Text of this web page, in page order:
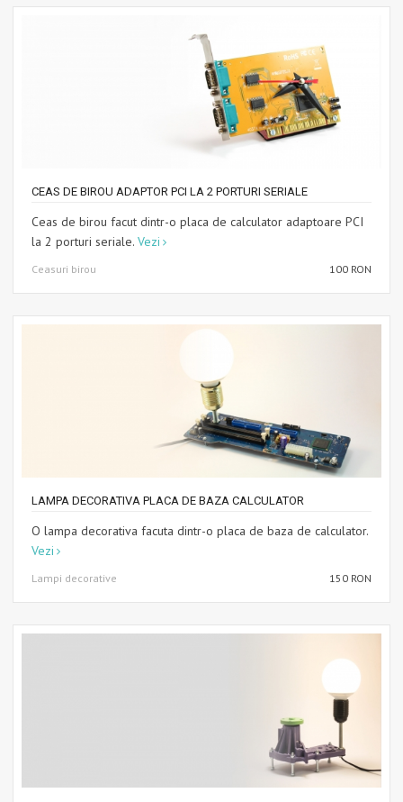
CEAS DE BIROU ADAPTOR PCI LA 2 PORTURI SERIALE
Ceas de birou facut dintr-o placa de calculator adaptoare PCI
la 2 porturi seriale. Vezi
Ceasuri birou 100 RON
LAMPA DECORATIVA PLACA DE BAZA CALCULATOR
O lampa decorativa facuta dintr-o placa de baza de calculator.
Vezi
Lampi decorative 150 RON